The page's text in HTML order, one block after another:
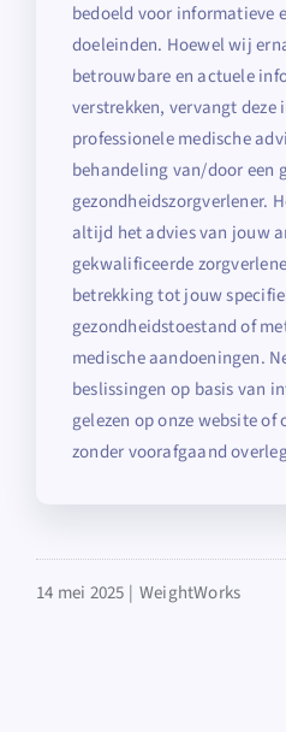
bedoeld voor informatieve
doeleinden. Hoewel wij
betrouwbare en actuele
verstrekken, vervangt
professionele medische
behandeling van/door een
gezondheidszorgverlener.
altijd het advies van jouw
gekwalificeerde
betrekking tot jouw
gezondheidstoestand of
medische aandoeningen.
beslissingen op basis van
gelezen op onze website of
zonder voorafgaand
14 mei 2025 | WeightWorks